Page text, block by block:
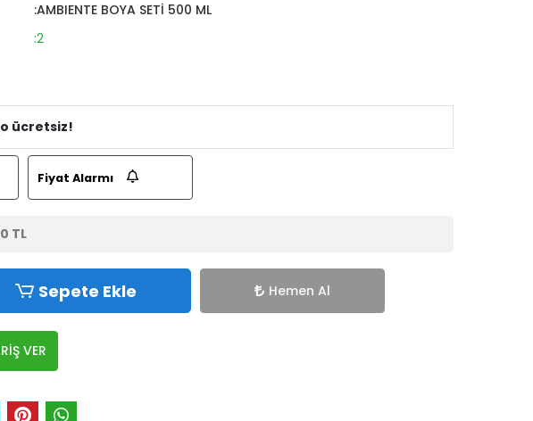
:AMBIENTE BOYA SETİ 500 ML
:2
ücretsiz!
Fiyat Alarmı
TL
Sepete Ekle Hemen Al
VER